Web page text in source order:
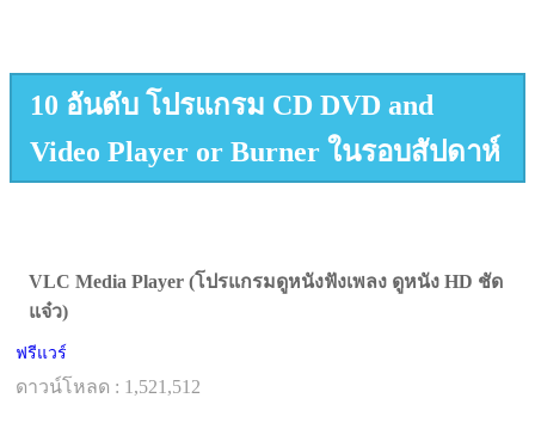
10 อันดับ โปรแกรม CD DVD and
Video Player or Burner ในรอบสัปดาห์
VLC Media Player (โปรแกรมดูหนังฟังเพลง ดูหนัง HD ชัด
แจ๋ว)
ฟรีแวร์
ดาวน์โหลด : 1,521,512